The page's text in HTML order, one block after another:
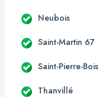
Neubois
Saint-Martin 67
Saint-Pierre-Bois
Thanvillé